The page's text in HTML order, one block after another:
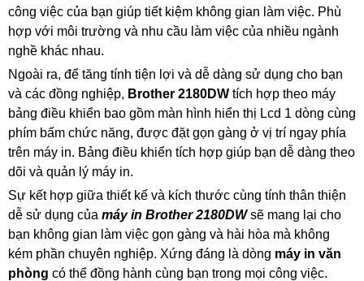
công việc của bạn giúp tiết kiệm không gian làm việc. Phù
hợp với môi trường và nhu cầu làm việc của nhiều ngành
nghề khác nhau.
Ngoài ra, để tăng tính tiện lợi và dễ dàng sử dụng cho bạn
và các đồng nghiệp, Brother 2180DW tích hợp theo máy
bảng điều khiển bao gồm màn hình hiển thị Lcd 1 dòng cùng
phím bấm chức năng, được đặt gọn gàng ở vị trí ngay phía
trên máy in. Bảng điều khiển tích hợp giúp bạn dễ dàng theo
dõi và quản lý máy in.
Sự kết hợp giữa thiết kế và kích thước cùng tính thân thiện
dễ sử dụng của máy in Brother 2180DWsẽ mang lại cho
bạn không gian làm việc gọn gàng và hài hòa mà không
kém phần chuyên nghiệp. Xứng đáng là dòng máy in văn
phòng có thể đồng hành cùng bạn trong mọi công việc.